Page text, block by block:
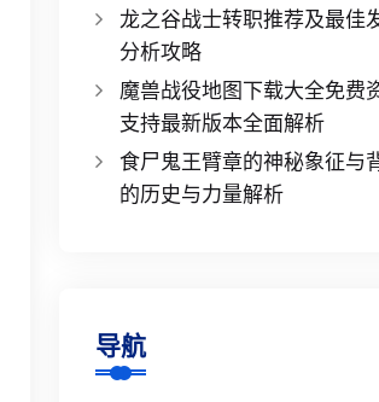
龙之谷战士转职推荐及最佳
分析攻略
魔兽战役地图下载大全免费
支持最新版本全面解析
食尸鬼王臂章的神秘象征与
的历史与力量解析
导航